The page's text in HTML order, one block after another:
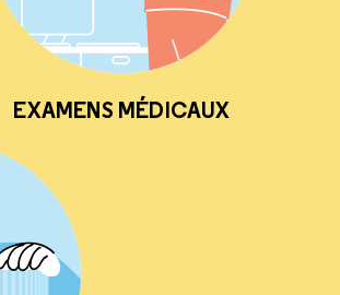
EXAMENS MÉDICAUX